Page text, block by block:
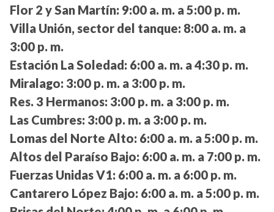
Flor 2 y San Martín: 9:00 a. m. a 5:00 p. m.
Villa Unión, sector del tanque: 8:00 a. m. a
3:00 p. m.
Estación La Soledad: 6:00 a. m. a 4:30 p. m.
Miralago: 3:00 p. m. a 3:00 p. m.
Res. 3 Hermanos: 3:00 p. m. a 3:00 p. m.
Las Cumbres: 3:00 p. m. a 3:00 p. m.
Lomas del Norte Alto: 6:00 a. m. a 5:00 p. m.
Altos del Paraíso Bajo: 6:00 a. m. a 7:00 p. m.
Fuerzas Unidas V1: 6:00 a. m. a 6:00 p. m.
Cantarero López Bajo: 6:00 a. m. a 5:00 p. m.